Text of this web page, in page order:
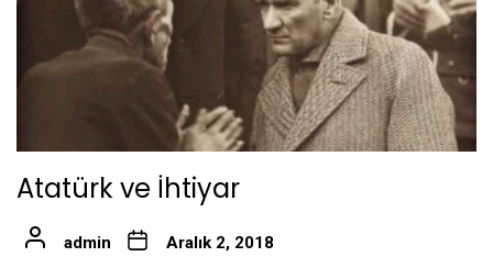
Atatürk ve İhtiyar
admin Aralık 2, 2018